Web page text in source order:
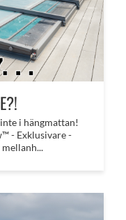
i hängmattan!
- Exklusivare -